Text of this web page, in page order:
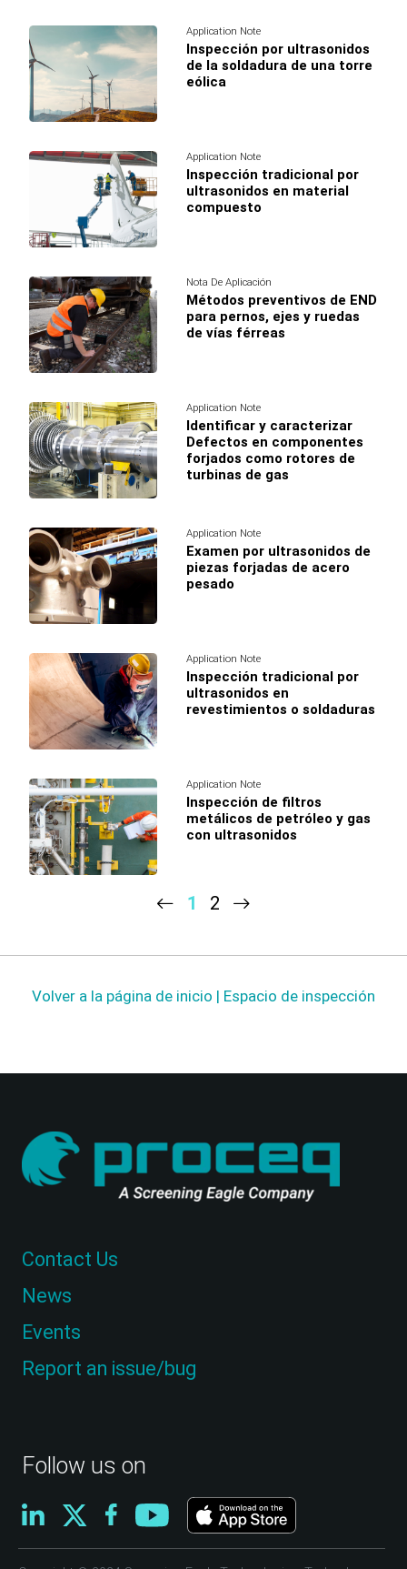
Application Note
Inspección por ultrasonidos
de la soldadura de una torre
eólica
Application Note
Inspección tradicional por
ultrasonidos en material
compuesto
Nota De Aplicación
Métodos preventivos de END
para pernos, ejes y ruedas
de vías férreas
Application Note
Identificar y caracterizar
Defectos en componentes
forjados como rotores de
turbinas de gas
Application Note
Examen por ultrasonidos de
piezas forjadas de acero
pesado
Application Note
Inspección tradicional por
ultrasonidos en
revestimientos o soldaduras
Application Note
Inspección de filtros
metálicos de petróleo y gas
con ultrasonidos
1 2
Volver a la página de inicio | Espacio de inspección
Follow us on
Contact Us
News
Events
Report an issue/bug